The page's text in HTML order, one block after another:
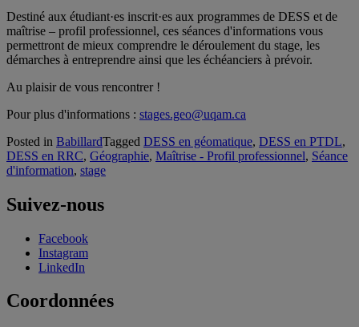
Destiné aux étudiant·es inscrit·es aux programmes de DESS et de
maîtrise – profil professionnel, ces séances d'informations vous
permettront de mieux comprendre le déroulement du stage, les
démarches à entreprendre ainsi que les échéanciers à prévoir.
Au plaisir de vous rencontrer !
Pour plus d'informations : stages.geo@uqam.ca
Posted in BabillardTagged DESS en géomatique, DESS en PTDL,
DESS en RRC, Géographie, Maîtrise - Profil professionnel, Séance
d'information, stage
Suivez-nous
Facebook
Instagram
LinkedIn
Coordonnées